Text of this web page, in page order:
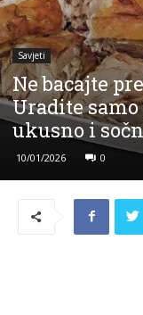
Savjeti
Ne bacajte
Uradite
ukusno i
10/01/2026 0